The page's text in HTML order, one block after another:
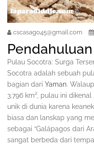
cscasag045@gmail.com
Pendahuluan
Pulau Socotra: Surga
Socotra adalah sebuah
bagian dari Yaman.
3.796 km², pulau ini
unik di dunia karena
biasa dan lanskap yang
sebagai “Galápagos dari
sangat berbeda dari